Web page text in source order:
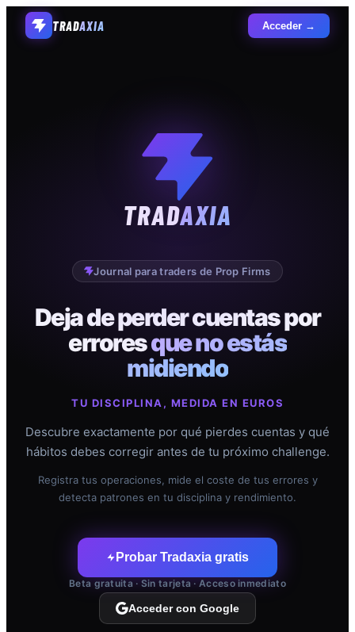
TRADAXIA Acceder →
TRADAXIA
Journal para traders de Prop Firms
Deja de perder cuentas por
erroresque no estás
midiendo
TU DISCIPLINA, MEDIDA EN EUROS
Descubre exactamente por qué pierdes cuentas y qué
hábitos debes corregir antes de tu próximo challenge.
Registra tus operaciones, mide el coste de tus errores y
detecta patrones en tu disciplina y rendimiento.
Probar Tradaxia gratis
Beta gratuita · Sin tarjeta · Acceso inmediato
Acceder con Google